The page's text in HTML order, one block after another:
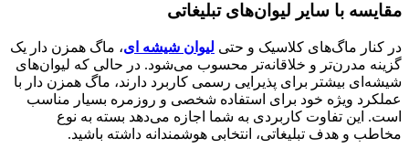
مقایسه با سایر لیوان‌های تبلیغاتی
در کنار ماگ‌های کلاسیک و حتی لیوان شیشه ای، ماگ همزن دار یک
گزینه مدرن‌تر و خلاقانه‌تر محسوب می‌شود. در حالی که لیوان‌های
شیشه‌ای بیشتر برای پذیرایی رسمی کاربرد دارند، ماگ همزن دار با
عملکرد ویژه خود برای استفاده شخصی و روزمره بسیار مناسب
است. این تفاوت کاربردی به شما اجازه می‌دهد بسته به نوع
مخاطب و هدف تبلیغاتی، انتخابی هوشمندانه داشته باشید.